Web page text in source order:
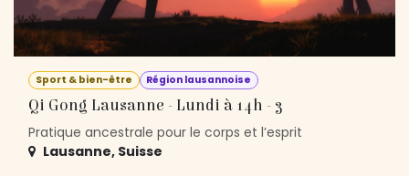
Sport & bien-être Région lausannoise
Qi Gong Lausanne - Lundi à 14h - 3
Pratique ancestrale pour le corps et l’esprit
Lausanne, Suisse